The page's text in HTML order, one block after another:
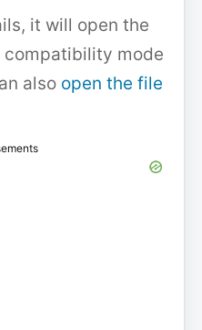
it will open the
mode
also open the file